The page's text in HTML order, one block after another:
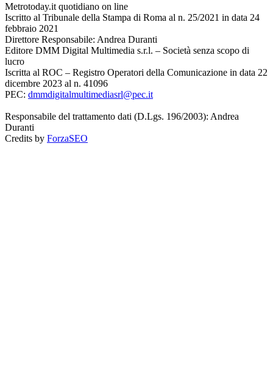
Metrotoday.it quotidiano on line
Iscritto al Tribunale della Stampa di Roma al n. 25/2021 in data 24
febbraio 2021
Direttore Responsabile: Andrea Duranti
Editore DMM Digital Multimedia s.r.l. – Società senza scopo di
lucro
Iscritta al ROC – Registro Operatori della Comunicazione in data 22
dicembre 2023 al n. 41096
PEC: dmmdigitalmultimediasrl@pec.it
Responsabile del trattamento dati (D.Lgs. 196/2003): Andrea
Duranti
Credits by ForzaSEO